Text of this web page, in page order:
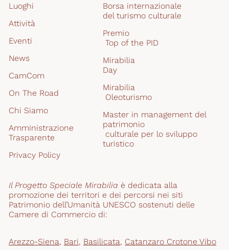
Luoghi
Attività
Eventi
News
CamCom
On The Road
Chi Siamo
Amministrazione
Trasparente
Privacy Policy
Borsa internazionale
del turismo culturale
Premio
Top of the PID
Mirabilia
Day
Mirabilia
Oleoturismo
Master in management del
patrimonio
turistico
Il Progetto Speciale Mirabilia è dedicata alla
promozione dei territori e dei percorsi nei siti
Patrimonio dell’Umanità UNESCO sostenuti delle
Camere di Commercio di:
Arezzo-Siena, Bari, Basilicata, Catanzaro Crotone Vibo